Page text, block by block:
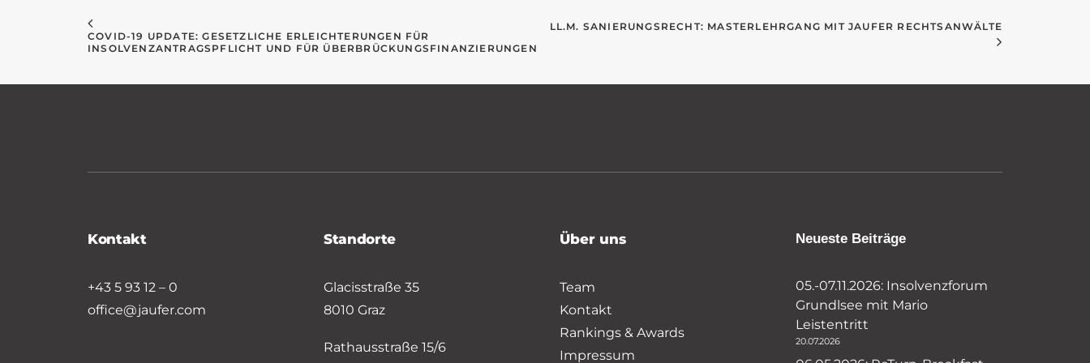
COVID-19 UPDATE: GESETZLICHE ERLEICHTERUNGEN FÜR
INSOLVENZANTRAGSPFLICHT UND FÜR ÜBERBRÜCKUNGSFINANZIERUNGEN
LL.M. SANIERUNGSRECHT: MASTERLEHRGANG MIT JAUFER RECHTSANWÄLTE
Kontakt
+43 5 93 12 – 0
office@jaufer.com
Standorte
Glacisstraße 35
8010 Graz
Rathausstraße 15/6
Über uns
Team
Kontakt
Rankings & Awards
Impressum
Neueste Beiträge
05.-07.11.2026: Insolvenzforum
Grundlsee mit Mario
Leistentritt
20.07.2026